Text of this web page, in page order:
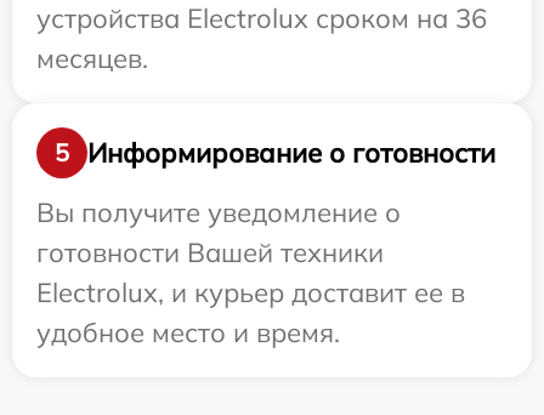
устройства Electrolux сроком на 36
месяцев.
5
Информирование о готовности
Вы получите уведомление о
готовности Вашей техники
Electrolux, и курьер доставит ее в
удобное место и время.